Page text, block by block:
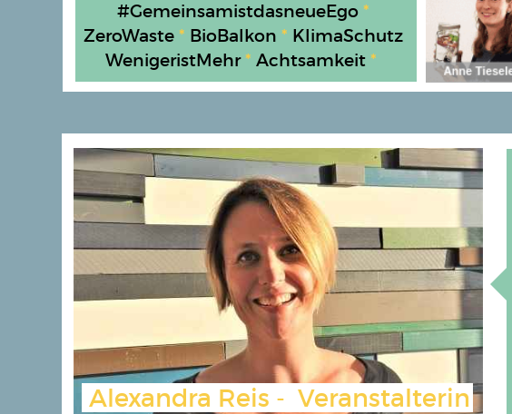
#GemeinsamistdasneueEgo*
ZeroWaste* BioBalkon* KlimaSchutz
WenigeristMehr* Achtsamkeit*
Alexandra Reis - Veranstalterin